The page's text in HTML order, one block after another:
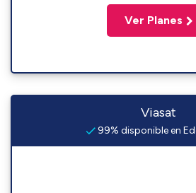
Ver Planes
Viasat
99% disponible en